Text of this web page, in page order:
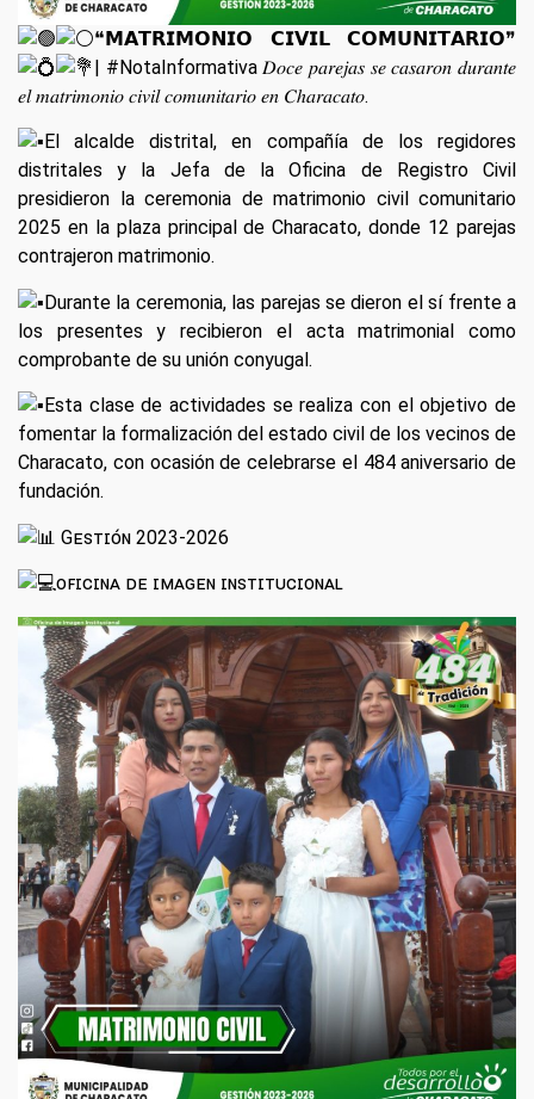
❝𝗠𝗔𝗧𝗥𝗜𝗠𝗢𝗡𝗜𝗢 𝗖𝗜𝗩𝗜𝗟 𝗖𝗢𝗠𝗨𝗡𝗜𝗧𝗔𝗥𝗜𝗢❞
| #NotaInformativa𝐷𝑜𝑐𝑒 𝑝𝑎𝑟𝑒𝑗𝑎𝑠 𝑠𝑒 𝑐𝑎𝑠𝑎𝑟𝑜𝑛 𝑑𝑢𝑟𝑎𝑛𝑡𝑒
𝑒𝑙 𝑚𝑎𝑡𝑟𝑖𝑚𝑜𝑛𝑖𝑜 𝑐𝑖𝑣𝑖𝑙 𝑐𝑜𝑚𝑢𝑛𝑖𝑡𝑎𝑟𝑖𝑜 𝑒𝑛 𝐶ℎ𝑎𝑟𝑎𝑐𝑎𝑡𝑜.
El alcalde distrital, en compañía de los regidores
distritales y la Jefa de la Oficina de Registro Civil
presidieron la ceremonia de matrimonio civil comunitario
2025 en la plaza principal de Characato, donde 12 parejas
contrajeron matrimonio.
Durante la ceremonia, las parejas se dieron el sí frente a
los presentes y recibieron el acta matrimonial como
comprobante de su unión conyugal.
Esta clase de actividades se realiza con el objetivo de
fomentar la formalización del estado civil de los vecinos de
Characato, con ocasión de celebrarse el 484 aniversario de
fundación.
Gᴇsᴛɪᴏ́ɴ 2023-2026
ᴏꜰɪᴄɪɴᴀ ᴅᴇ ɪᴍᴀɢᴇɴ ɪɴꜱᴛɪᴛᴜᴄɪᴏɴᴀʟ